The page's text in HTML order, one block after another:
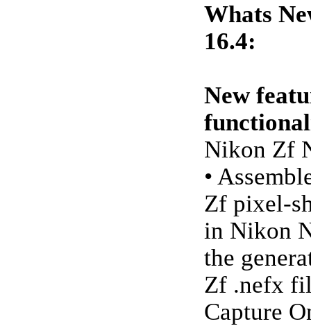
Whats
16.4:
New
Nikon Zf
•
Zf pixel-
in Nikon
the
Zf .nefx
Capture